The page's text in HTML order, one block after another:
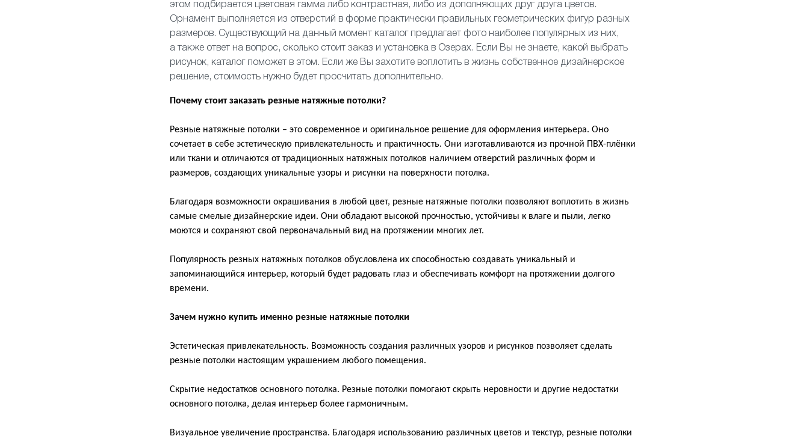
этом подбирается цветовая гамма либо контрастная, либо из дополняющих друг друга цветов.
Орнамент выполняется из отверстий в форме практически правильных геометрических фигур разных
размеров. Существующий на данный момент каталог предлагает фото наиболее популярных из них,
а также ответ на вопрос, сколько стоит заказ и установка в Озерах. Если Вы не знаете, какой выбрать
рисунок, каталог поможет в этом. Если же Вы захотите воплотить в жизнь собственное дизайнерское
решение, стоимость нужно будет просчитать дополнительно.
Почему стоит заказать резные натяжные потолки?
Резные натяжные потолки – это современное и оригинальное решение для оформления интерьера. Оно
сочетает в себе эстетическую привлекательность и практичность. Они изготавливаются из прочной ПВХ-плёнки
или ткани и отличаются от традиционных натяжных потолков наличием отверстий различных форм и
размеров, создающих уникальные узоры и рисунки на поверхности потолка.
Благодаря возможности окрашивания в любой цвет, резные натяжные потолки позволяют воплотить в жизнь
самые смелые дизайнерские идеи. Они обладают высокой прочностью, устойчивы к влаге и пыли, легко
моются и сохраняют свой первоначальный вид на протяжении многих лет.
Популярность резных натяжных потолков обусловлена их способностью создавать уникальный и
запоминающийся интерьер, который будет радовать глаз и обеспечивать комфорт на протяжении долгого
времени.
Зачем нужно купить именно резные натяжные потолки
Эстетическая привлекательность. Возможность создания различных узоров и рисунков позволяет сделать
резные потолки настоящим украшением любого помещения.
Скрытие недостатков основного потолка. Резные потолки помогают скрыть неровности и другие недостатки
основного потолка, делая интерьер более гармоничным.
Визуальное увеличение пространства. Благодаря использованию различных цветов и текстур, резные потолки